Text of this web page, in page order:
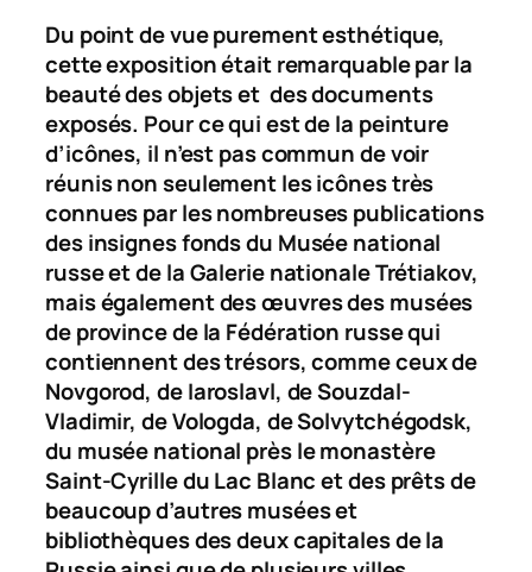
Du point de vue purement esthétique,
cette exposition était remarquable par la
beauté des objets et des documents
exposés. Pour ce qui est de la peinture
d’icônes, il n’est pas commun de voir
réunis non seulement les icônes très
connues par les nombreuses publications
des insignes fonds du Musée national
russe et de la Galerie nationale Trétiakov,
mais également des œuvres des musées
de province de la Fédération russe qui
contiennent des trésors, comme ceux de
Novgorod, de Iaroslavl, de Souzdal-
Vladimir, de Vologda, de Solvytchégodsk,
du musée national près le monastère
Saint-Cyrille du Lac Blanc et des prêts de
beaucoup d’autres musées et
bibliothèques des deux capitales de la